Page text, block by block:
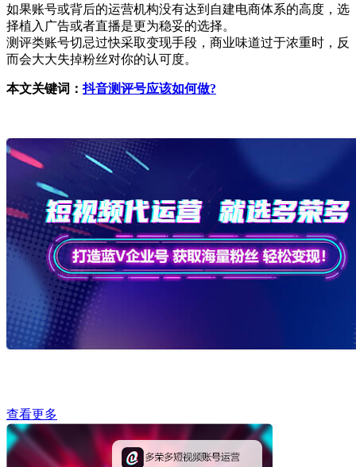
如果账号或背后的运营机构没有达到自建电商体系的高度，选
择植入广告或者直播是更为稳妥的选择。
测评类账号切忌过快采取变现手段，商业味道过于浓重时，反
而会大大失掉粉丝对你的认可度。
本文关键词：抖音测评号应该如何做?
查看更多